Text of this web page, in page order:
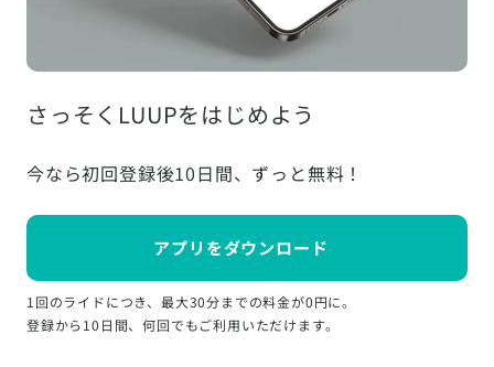
さっそくLUUPをはじめよう
今なら初回登録後10日間、ずっと無料！
アプリをダウンロード
1回のライドにつき、最大30分までの料金が0円に。
登録から10日間、何回でもご利用いただけます。